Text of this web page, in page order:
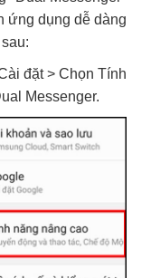
ứng dụng dễ dàng
đặt > Chọn Tính
Messenger.